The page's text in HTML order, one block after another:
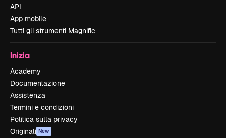
API
App mobile
Tutti gli strumenti Magnific
Inizia
Academy
Documentazione
Assistenza
Termini e condizioni
Politica sulla privacy
Originali New